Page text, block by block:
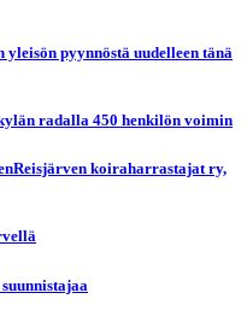
pyynnöstä uudelleen tänä
radalla 450 henkilön voimin
koiraharrastajat ry,